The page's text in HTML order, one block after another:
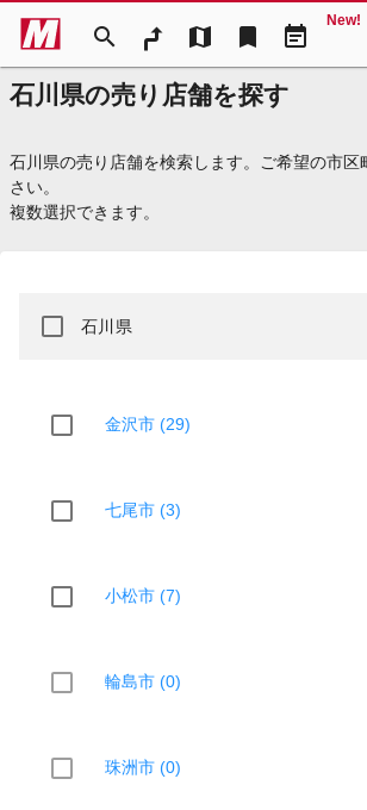
search map bookmark event_note
New!
石川県の売り店舗を探す
石川県の売り店舗を検索します。ご希望の市区
さい。
複数選択できます。
石川県
金沢市 (29)
七尾市 (3)
小松市 (7)
輪島市 (0)
珠洲市 (0)